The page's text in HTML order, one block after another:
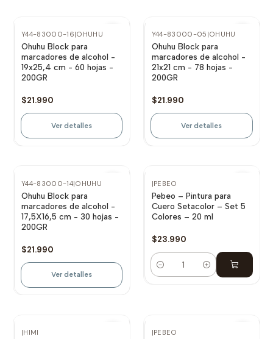
No disponible
Y44-83000-16|OHUHU
Ohuhu Block para
marcadores de alcohol -
19x25,4 cm - 60 hojas -
200GR
$21.990
Ver detalles
No disponible
Y44-83000-05 |OHUHU
Ohuhu Block para
marcadores de alcohol -
21x21 cm - 78 hojas -
200GR
$21.990
Ver detalles
No disponible
Y44-83000-14|OHUHU
Ohuhu Block para
marcadores de alcohol -
17,5X16,5 cm - 30 hojas -
200GR
$21.990
Ver detalles
|PEBEO
Pebeo – Pintura para
Cuero Setacolor – Set 5
Colores – 20 ml
$23.990
Cantidad
|HIMI |PEBEO